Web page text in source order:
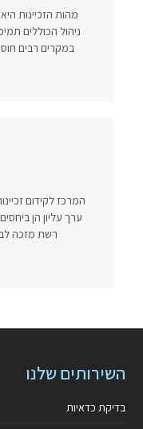
מהות הזכיינות
ניהול הכוללים
במקרים רבים
המרכז לקידום
ערך עליון הן
רשת מזכה
השירותים שלנו
בדיקת כדאיות